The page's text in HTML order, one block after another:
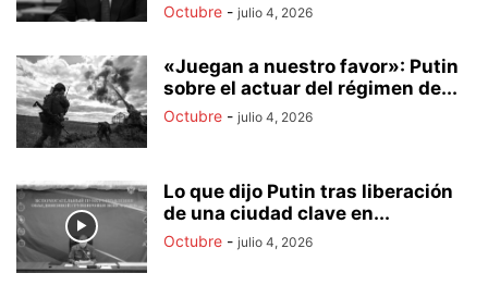
Octubre - julio 4, 2026
«Juegan a nuestro favor»: Putin
sobre el actuar del régimen de...
Octubre - julio 4, 2026
Lo que dijo Putin tras liberación
de una ciudad clave en...
Octubre - julio 4, 2026